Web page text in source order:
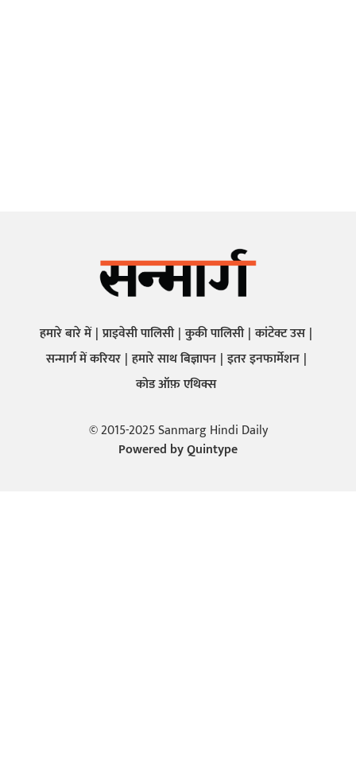
हमारे बारे में प्राइवेसी पालिसी कुकी पालिसी कांटेक्ट उस
सन्मार्ग में करियर हमारे साथ बिज्ञापन इतर इनफार्मेशन
कोड ऑफ़ एथिक्स
© 2015-2025 Sanmarg Hindi Daily
Powered byQuintype